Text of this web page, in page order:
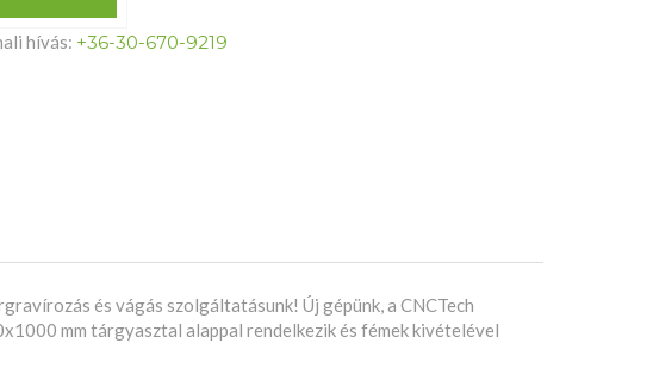
hívás: +36-30-670-9219
és vágás szolgáltatásunk! Új gépünk, a CNCTech
mm tárgyasztal alappal rendelkezik és fémek kivételével